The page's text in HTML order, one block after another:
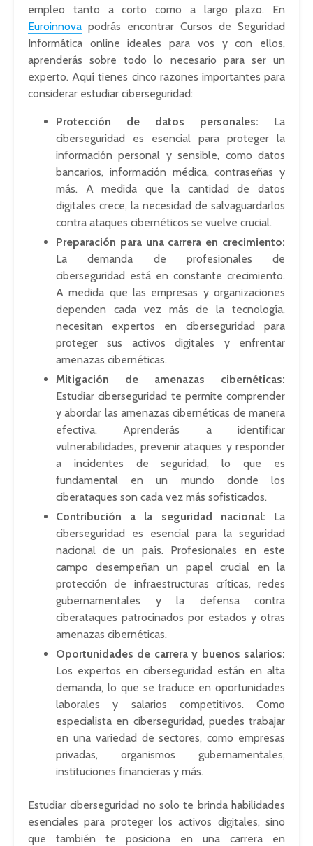
empleo tanto a corto como a largo plazo. En
Euroinnova podrás encontrar Cursos de Seguridad
Informática online ideales para vos y con ellos,
aprenderás sobre todo lo necesario para ser un
experto. Aquí tienes cinco razones importantes para
considerar estudiar ciberseguridad:
Protección de datos personales: La
ciberseguridad es esencial para proteger la
información personal y sensible, como datos
bancarios, información médica, contraseñas y
más. A medida que la cantidad de datos
digitales crece, la necesidad de salvaguardarlos
contra ataques cibernéticos se vuelve crucial.
Preparación para una carrera en crecimiento:
La demanda de profesionales de
ciberseguridad está en constante crecimiento.
A medida que las empresas y organizaciones
dependen cada vez más de la tecnología,
necesitan expertos en ciberseguridad para
proteger sus activos digitales y enfrentar
amenazas cibernéticas.
Mitigación de amenazas cibernéticas:
Estudiar ciberseguridad te permite comprender
y abordar las amenazas cibernéticas de manera
efectiva. Aprenderás a identificar
vulnerabilidades, prevenir ataques y responder
a incidentes de seguridad, lo que es
fundamental en un mundo donde los
ciberataques son cada vez más sofisticados.
Contribución a la seguridad nacional: La
ciberseguridad es esencial para la seguridad
nacional de un país. Profesionales en este
campo desempeñan un papel crucial en la
protección de infraestructuras críticas, redes
gubernamentales y la defensa contra
ciberataques patrocinados por estados y otras
amenazas cibernéticas.
Oportunidades de carrera y buenos salarios:
Los expertos en ciberseguridad están en alta
demanda, lo que se traduce en oportunidades
laborales y salarios competitivos. Como
especialista en ciberseguridad, puedes trabajar
en una variedad de sectores, como empresas
privadas, organismos gubernamentales,
instituciones financieras y más.
Estudiar ciberseguridad no solo te brinda habilidades
esenciales para proteger los activos digitales, sino
que también te posiciona en una carrera en